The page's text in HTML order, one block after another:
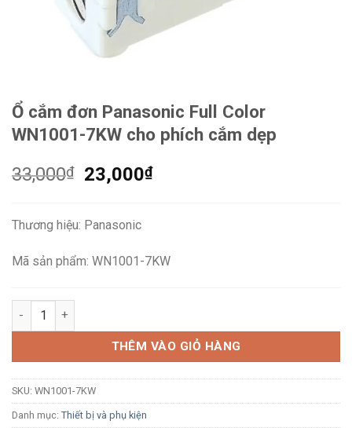
Ổ cắm đơn Panasonic Full Color
WN1001-7KW cho phích cắm dẹp
33,000₫
Giá
33,000₫.
23,000₫Giá
Thương hiệu: Panasonic
Mã sản phẩm: WN1001-7KW
Ổ cắm đơn Panasonic Full Color WN1001-7KW cho phích cắm
THÊM VÀO GIỎ HÀNG
SKU: WN1001-7KW
Danh mục: Thiết bị và phụ kiện